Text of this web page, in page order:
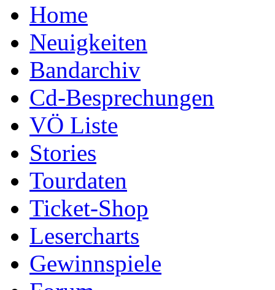
Home
Neuigkeiten
Bandarchiv
Cd-Besprechungen
VÖ Liste
Stories
Tourdaten
Ticket-Shop
Lesercharts
Gewinnspiele